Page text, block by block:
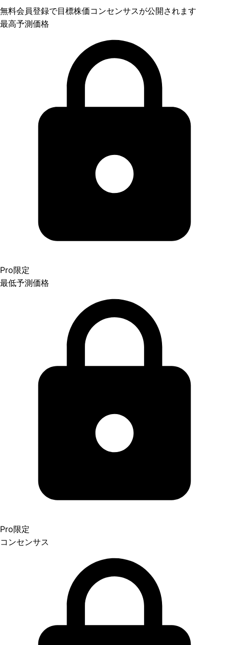
無料会員登録で目標株価コンセンサスが公開されます
最高予測価格
Pro限定
最低予測価格
Pro限定
コンセンサス